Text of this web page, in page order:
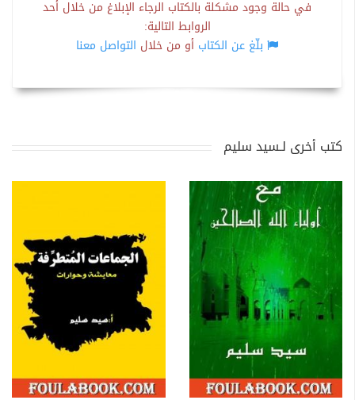
في حالة وجود مشكلة بالكتاب الرجاء الإبلاغ من خلال أحد
الروابط التالية:
بلّغ عن الكتاب أو من خلال التواصل معنا
كتب أخرى لـسيد سليم